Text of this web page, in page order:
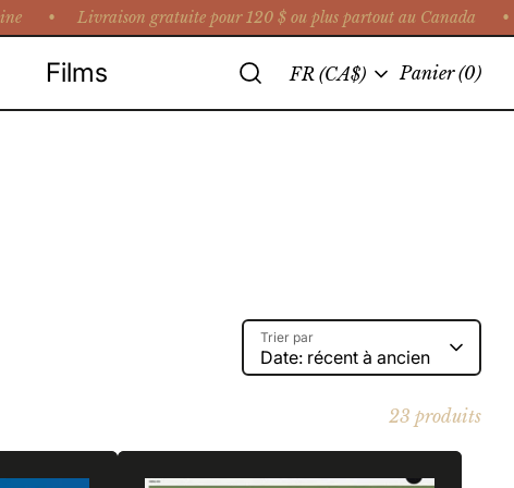
Livraison gratuite pour 120 $ ou plus partout au Canada •
Films Recherche
Langue
FR (CA$) Panier (0)
Trier par
Date: récent à ancien
23 produits